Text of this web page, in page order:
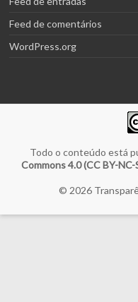
Feed de comentários
WordPress.org
Todo o conteúdo está
Commons 4.0 (CC BY-NC-
© 2026